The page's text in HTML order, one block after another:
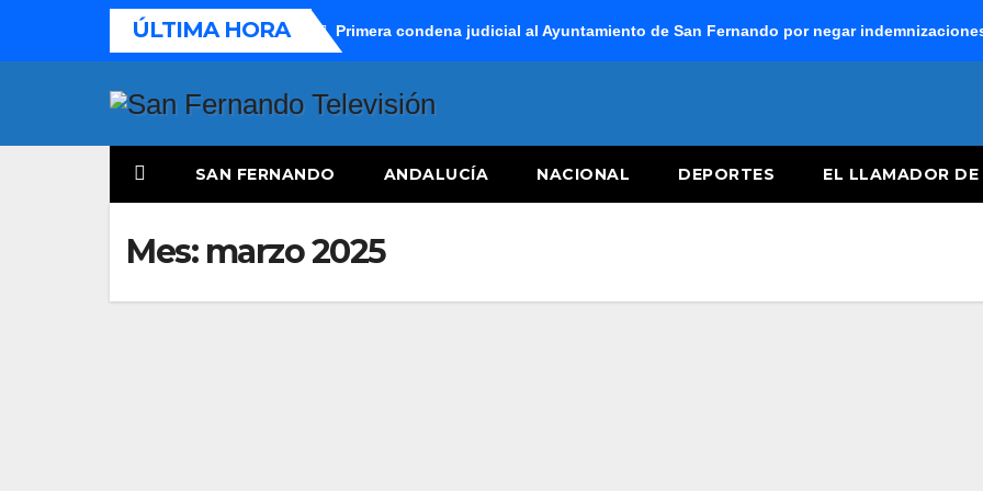
ÚLTIMA HORA Primera condena judicial al Ayuntamiento de San Fernando por negar
SAN FERNANDO ANDALUCÍA NACIONAL DEPORTES EL LLAMADOR
Mes: marzo 2025